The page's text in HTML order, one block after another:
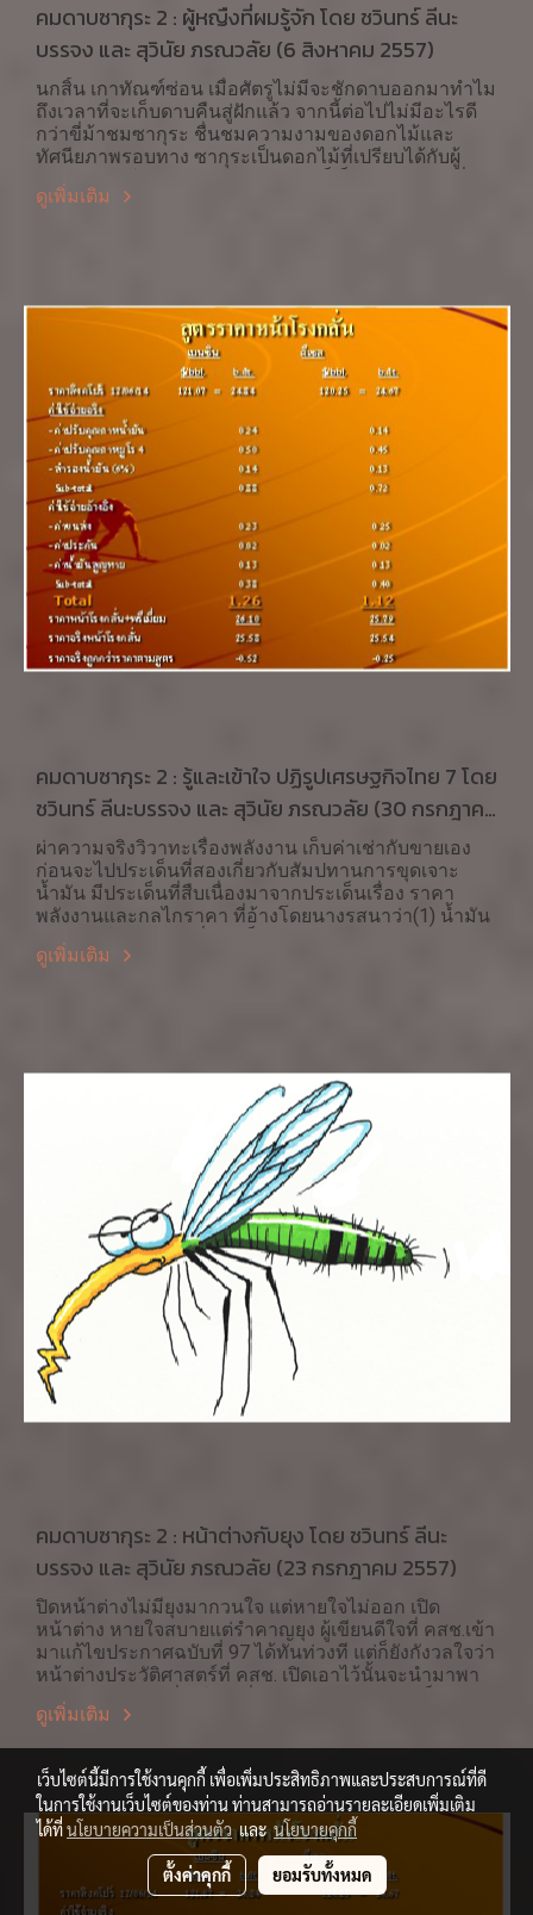
คมดาบซากุระ 2 : ผู้หญืงที่ผมรู้จัก โดย ชวินทร์ ลีนะ
บรรจง และ สุวินัย ภรณวลัย (6 สิงหาคม 2557)
นกสิ้น เกาทัณฑ์ซ่อน เมื่อศัตรูไม่มีจะชักดาบออกมาทำไม
ถึงเวลาที่จะเก็บดาบคืนสู่ฝักแล้ว จากนี้ต่อไปไม่มีอะไรดี
กว่าขี่ม้าชมซากุระ ชื่นชมความงามของดอกไม้และ
ทัศนียภาพรอบทาง ซากุระเป็นดอกไม้ที่เปรียบได้กับผู้
หญิง นะกะโมริ อะกินะ (中森明菜) ก็เป็นผู้หญิงคนหนึ่ง
ในยุคทศวรรษที่ 1980 ที่ผมรู้จักและอยากแนะนำให้รู้จัก
ค้าหลักทรัพย์โนมูระให้ความเห็นอย่างมั่นอกมั่นใจเอา ไว้
ว่า ดัชนีตลาดหุ้นโตเกียวจะพุ่งสูงขึ้นไปทะลุหลัก 40,000
ก่อนที่จะประสบปัญหาฟองสบู่แตกในปี 1989 และทำให้
ญี่ปุ่นประสบปัญหาเศรษฐกิจชะงักงันต่อไปอีกกว่า 30 ปี
ดูเพิ่มเติม
คมดาบซากุระ 2 : รู้และเข้าใจ ปฏิรูปเศรษฐกิจไทย 7 โดย
ชวินทร์ ลีนะบรรจง และ สุวินัย ภรณวลัย (30 กรกฎาคม
2557)
ผ่าความจริงวิวาทะเรื่องพลังงาน เก็บค่าเช่ากับขายเอง
ก่อนจะไปประเด็นที่สองเกี่ยวกับสัมปทานการขุดเจาะ
น้ำมัน มีประเด็นที่สืบเนื่องมาจากประเด็นเรื่อง ราคา
พลังงานและกลไกราคา ที่อ้างโดยนางรสนาว่า(1) น้ำมัน
ขายปลีกในประเทศที่แพงเป็นเพราะ ปตท.มีรายจ่ายค่า
ตอบแทนกรรมการสูงเกินควร และ (2) กลไกราคาทำงาน
ดูเพิ่มเติม
คมดาบซากุระ 2 : หน้าต่างกับยุง โดย ชวินทร์ ลีนะ
บรรจง และ สุวินัย ภรณวลัย (23 กรกฎาคม 2557)
ปิดหน้าต่างไม่มียุงมากวนใจ แต่หายใจไม่ออก เปิด
หน้าต่าง หายใจสบายแต่รำคาญยุง ผู้เขียนดีใจที่ คสช.เข้า
มาแก้ไขประกาศฉบับที่ 97 ได้ทันท่วงที แต่ก็ยังกังวลใจว่า
หน้าต่างประวัติศาสตร์ที่ คสช. เปิดเอาไว้นั้นจะนำมาพา
ประเทศไทยไปสู่ที่จุดใด ครึ่งแรกของการเข้ามาเป็น
รัฏฐาธิปัตย์ควบคุมอำนาจปกครองของรัฐบาล ยิ่งลักษณ์
ที่มีแต่ไม่สามารถใช้ได้นั้น คสช.ทำได้อย่างดี ใครไม่เชื่อก็
คงไม่ว่ากัน แต่ผู้เขียนเชื่อว่าประชาชนส่วนใหญ่ต่าง
ให้การสนับสนุนซึ่งน่าจะเป็นข้อเท็จ จริงที่ปฏิเสธได้ยาก
หาไม่แล้วคงหากไม่เกิดสงครามกลางเมืองกับผู้ที่ไม่เห็น
ด้วยก็ต้องมีการปราบ ปรามอย่างรุนแรงนองเลือดเหมือน
เช่นการยึดอำนาจทั่วไป
ดูเพิ่มเติม
เว็บไซต์นี้มีการใช้งานคุกกี้ เพื่อเพิ่มประสิทธิภาพและประสบการณ์ที่ดี
ในการใช้งานเว็บไซต์ของท่าน ท่านสามารถอ่านรายละเอียดเพิ่มเติม
ได้ที่นโยบายความเป็นส่วนตัวและนโยบายคุกกี้
ตั้งค่าคุกกี้ ยอมรับทั้งหมด